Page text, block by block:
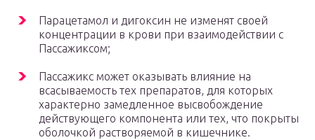
Парацетамол и дигоксин не изменят своей
концентрации в крови при взаимодействии с
Пассажиксом;
Пассажикс может оказывать влияние на
всасываемость тех препаратов, для которых
характерно замедленное высвобождение
действующего компонента или тех, что покрыты
оболочкой растворяемой в кишечнике.